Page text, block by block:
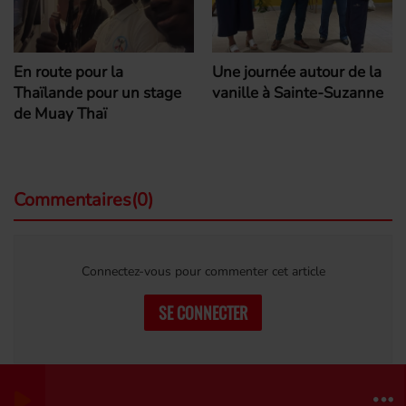
En route pour la
Thaïlande pour un stage
de Muay Thaï
Une journée autour de la
vanille à Sainte-Suzanne
Commentaires(0)
Connectez-vous pour commenter cet article
SE CONNECTER